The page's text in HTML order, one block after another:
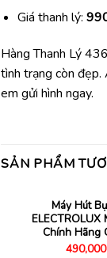
Giá thanh lý:
Hàng Thanh Lý
tình trạng còn đẹp.
em gửi hình ngay.
SẢN PHẨM
Máy Hút
ELECTROLUX
Chính Hãng
490,000